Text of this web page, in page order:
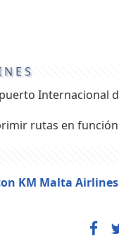
Internacional
rutas en
KM Malta Airlines